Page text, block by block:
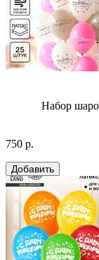
Набор
750 р.